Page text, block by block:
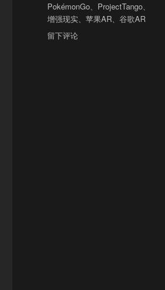
PokémonGo、 ProjectTango、
增强现实、苹果AR、谷歌AR
于
留下评论